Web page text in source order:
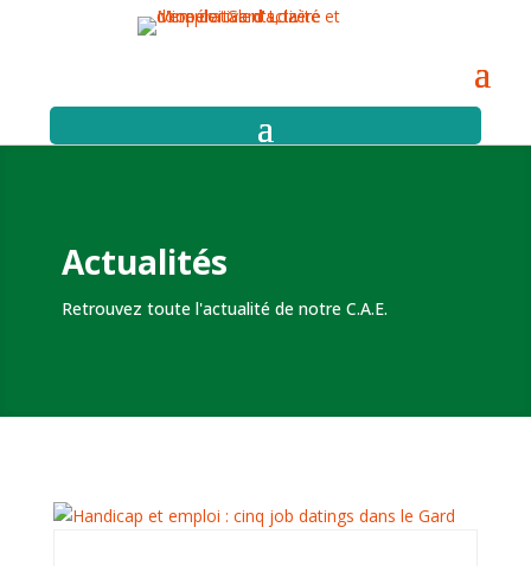
Actualités
Retrouvez toute l'actualité de notre C.A.E.